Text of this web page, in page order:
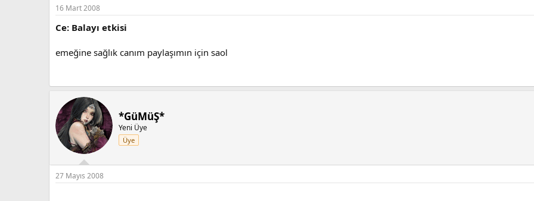
16 Mart 2008
Ce: Balayı etkisi
emeğine sağlık canım paylaşımın için saol
*GüMüŞ*
Yeni Üye
Üye
27 Mayıs 2008